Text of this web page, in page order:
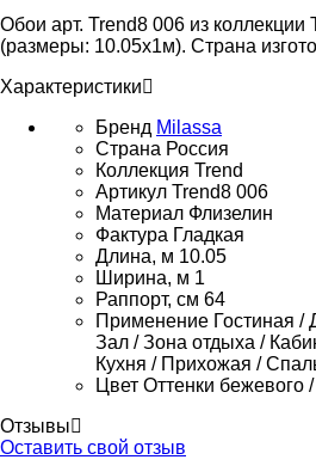
Обои арт. Trend8 006 из коллекции
(размеры: 10.05х1м). Страна
Характеристики
Бренд Milassa
Страна Россия
Коллекция Trend
Артикул Trend8 006
Материал Флизелин
Фактура Гладкая
Длина, м 10.05
Ширина, м 1
Раппорт, см 64
Применение Гостиная /
Зал / Зона отдыха /
Кухня / Прихожая /
Цвет Оттенки бежевого
Отзывы
Оставить свой отзыв